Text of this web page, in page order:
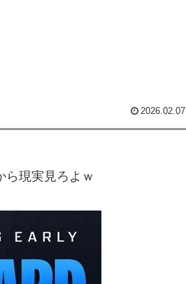
ぎると絶賛
最大1000kmの航続距離や超高速
て来ると予報！」→「予想外の
ぎると絶賛
←こんなやつが実在する事実
ズニー信者、帰国後『本家』に
2026.02.07
ら現実見ろよｗ